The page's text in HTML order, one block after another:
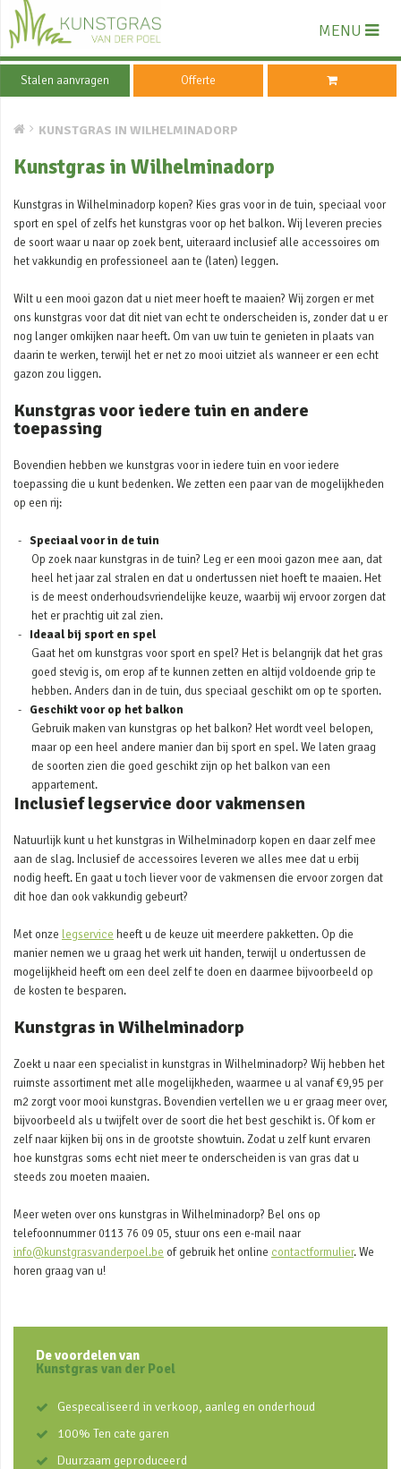
MENU
Stalen aanvragen Offerte
KUNSTGRAS IN WILHELMINADORP
Kunstgras in Wilhelminadorp
Kunstgras in Wilhelminadorp kopen? Kies gras voor in de tuin, speciaal voor
sport en spel of zelfs het kunstgras voor op het balkon. Wij leveren precies
de soort waar u naar op zoek bent, uiteraard inclusief alle accessoires om
het vakkundig en professioneel aan te (laten) leggen.
Wilt u een mooi gazon dat u niet meer hoeft te maaien? Wij zorgen er met
ons kunstgras voor dat dit niet van echt te onderscheiden is, zonder dat u er
nog langer omkijken naar heeft. Om van uw tuin te genieten in plaats van
daarin te werken, terwijl het er net zo mooi uitziet als wanneer er een echt
gazon zou liggen.
Kunstgras voor iedere tuin en andere
toepassing
Bovendien hebben we kunstgras voor in iedere tuin en voor iedere
toepassing die u kunt bedenken. We zetten een paar van de mogelijkheden
op een rij:
Speciaal voor in de tuin
Op zoek naar kunstgras in de tuin? Leg er een mooi gazon mee aan, dat
heel het jaar zal stralen en dat u ondertussen niet hoeft te maaien. Het
is de meest onderhoudsvriendelijke keuze, waarbij wij ervoor zorgen dat
het er prachtig uit zal zien.
Ideaal bij sport en spel
Gaat het om kunstgras voor sport en spel? Het is belangrijk dat het gras
goed stevig is, om erop af te kunnen zetten en altijd voldoende grip te
hebben. Anders dan in de tuin, dus speciaal geschikt om op te sporten.
Geschikt voor op het balkon
Gebruik maken van kunstgras op het balkon? Het wordt veel belopen,
maar op een heel andere manier dan bij sport en spel. We laten graag
de soorten zien die goed geschikt zijn op het balkon van een
appartement.
Inclusief legservice door vakmensen
Natuurlijk kunt u het kunstgras in Wilhelminadorp kopen en daar zelf mee
aan de slag. Inclusief de accessoires leveren we alles mee dat u erbij
nodig heeft. En gaat u toch liever voor de vakmensen die ervoor zorgen dat
dit hoe dan ook vakkundig gebeurt?
Met onze legservice heeft u de keuze uit meerdere pakketten. Op die
manier nemen we u graag het werk uit handen, terwijl u ondertussen de
mogelijkheid heeft om een deel zelf te doen en daarmee bijvoorbeeld op
de kosten te besparen.
Kunstgras in Wilhelminadorp
Zoekt u naar een specialist in kunstgras in Wilhelminadorp? Wij hebben het
ruimste assortiment met alle mogelijkheden, waarmee u al vanaf €9,95 per
m2 zorgt voor mooi kunstgras. Bovendien vertellen we u er graag meer over,
bijvoorbeeld als u twijfelt over de soort die het best geschikt is. Of kom er
zelf naar kijken bij ons in de grootste showtuin. Zodat u zelf kunt ervaren
hoe kunstgras soms echt niet meer te onderscheiden is van gras dat u
steeds zou moeten maaien.
Meer weten over ons kunstgras in Wilhelminadorp? Bel ons op
telefoonnummer 0113 76 09 05, stuur ons een e-mail naar
info@kunstgrasvanderpoel.be of gebruik het online contactformulier. We
horen graag van u!
De voordelen van
Kunstgras van der Poel
Gespecaliseerd in verkoop, aanleg en onderhoud
100% Ten cate garen
Duurzaam geproduceerd